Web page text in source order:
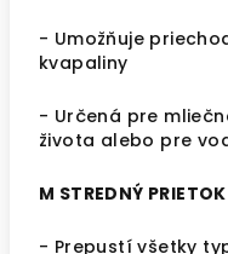
- Umožňuje
kvapaliny
- Určená pre
života alebo pre
M STREDNÝ
- Prepustí všetky